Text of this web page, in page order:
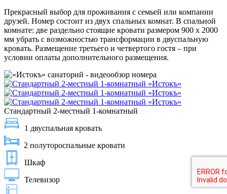
Прекрасный выбор для проживания с семьей или компании
друзей. Номер состоит из двух спальных комнат. В спальной
комнате: две раздельно стоящие кровати размером 900 х 2000
мм убрать с возможностью трансформации в двуспальную
кровать. Размещение третьего и четвертого гостя – при
условии оплаты дополнительного размещения.
Стандартный 2-местный 1-комнатный
1 двуспальная кровать
2 полутороспальные кровати
Шкаф
Телевизор